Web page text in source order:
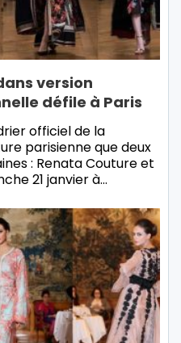
version
défile à Paris
officiel de la
parisienne que deux
: Renata Couture et
21 janvier à…